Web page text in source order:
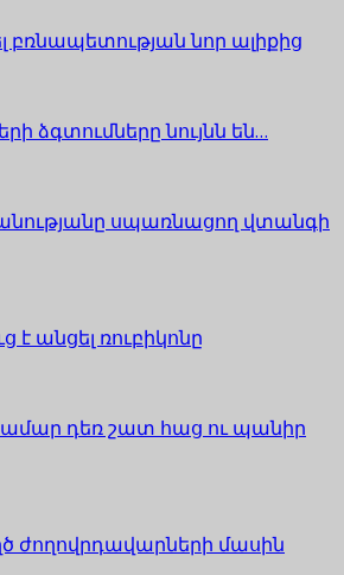
բռնապետության նոր ալիքից
ձգտումները նույնն են…
սպառնացող վտանգի
է անցել ռուբիկոնը
դեռ շատ հաց ու պանիր
ժողովրդավարների մասին